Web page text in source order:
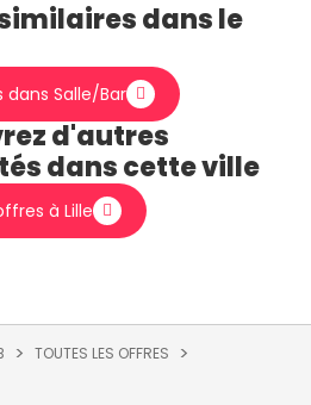
dans le
dans Salle/Bar
d'autres
dans cette ville
à Lille
TOUTES LES OFFRES